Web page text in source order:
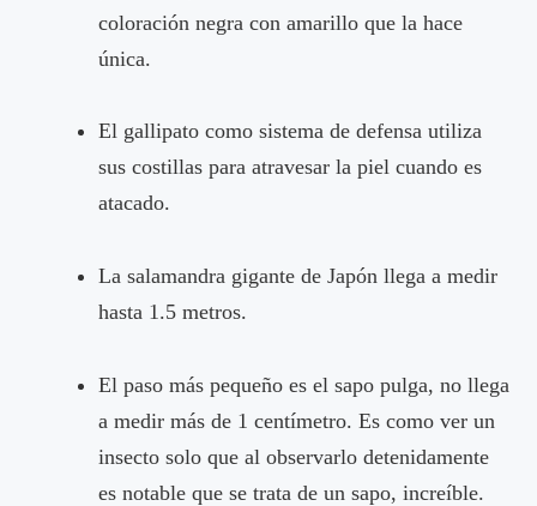
coloración negra con amarillo que la hace
única.
El gallipato como sistema de defensa utiliza
sus costillas para atravesar la piel cuando es
atacado.
La salamandra gigante de Japón llega a medir
hasta 1.5 metros.
El paso más pequeño es el sapo pulga, no llega
a medir más de 1 centímetro. Es como ver un
insecto solo que al observarlo detenidamente
es notable que se trata de un sapo, increíble.